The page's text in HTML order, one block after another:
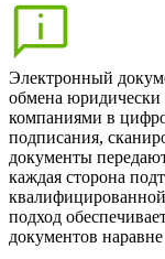
Электронный
обмена
компаниями в
подписания,
документы
каждая сторона
подход
документов